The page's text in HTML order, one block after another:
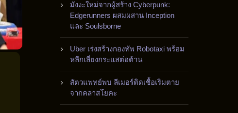
มังงะใหม่จากผู้สร้าง Cyberpunk:
Edgerunners ผสมผสาน Inception
และ Soulsborne
Uber เร่งสร้างกองทัพ Robotaxi พร้อม
หลีกเลี่ยงกระแสต่อต้าน
สัตวแพทย์พบ ลีเมอร์ติดเชื้อเริมตาย
จากคลาสโยคะ